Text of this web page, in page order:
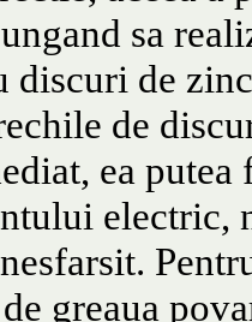
sa
discuri de
de
ea
electric,
greaua